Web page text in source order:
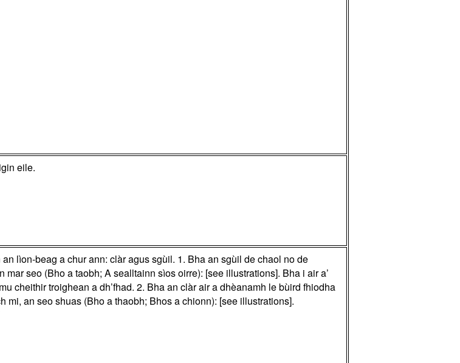
eile.
lìon-beag a chur ann: clàr agus sgùil. 1. Bha an sgùil de chaol no de
seo (Bho a taobh; A sealltainn sìos oirre): [see illustrations]. Bha i air a’
cheithir troighean a dh’fhad. 2. Bha an clàr air a dhèanamh le bùird fhiodha
mi, an seo shuas (Bho a thaobh; Bhos a chionn): [see illustrations].